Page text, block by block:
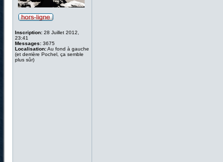
Inscription: 28 Juillet 2012,
23:41
Messages: 3675
Localisation:Au fond à gauche
(et derrière Pochel, ça semble
plus sûr)